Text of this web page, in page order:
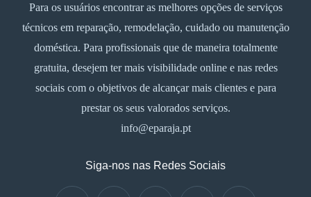
Para os usuários encontrar as melhores opções de serviços
técnicos em reparação, remodelação, cuidado ou manutenção
doméstica. Para profissionais que de maneira totalmente
gratuita, desejem ter mais visibilidade online e nas redes
sociais com o objetivos de alcançar mais clientes e para
prestar os seus valorados serviços.
info@eparaja.pt
Siga-nos nas Redes Sociais